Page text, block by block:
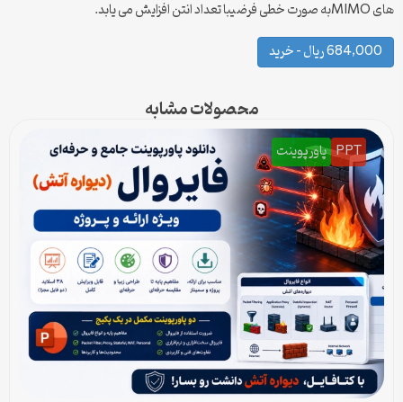
های MIMOبه صورت خطی فرضیبا تعداد انتن افزایش می یابد.
684,000 ریال – خرید
محصولات مشابه
PPT پاورپوینت